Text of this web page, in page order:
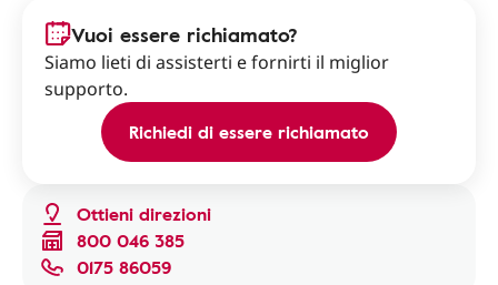
Ottieni direzioni
800 046 385
0175 86059
Vuoi essere richiamato?
Siamo lieti di assisterti e fornirti il miglior
supporto.
Richiedi di essere richiamato